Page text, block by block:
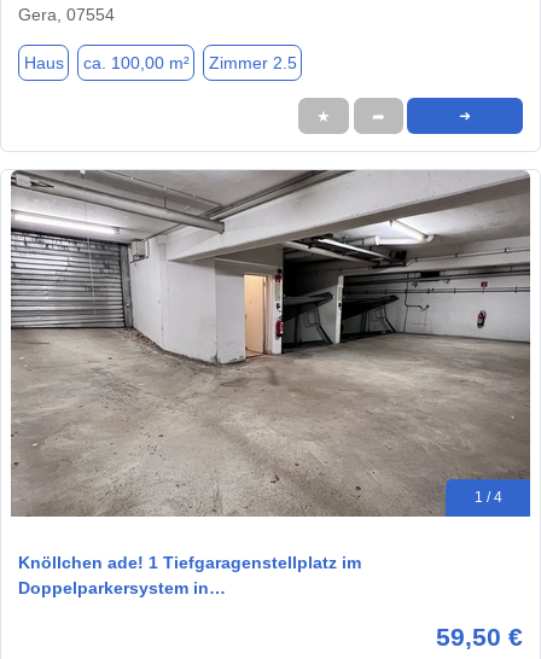
Gera, 07554
Haus ca. 100,00 m² Zimmer 2.5
★ ➦ ➜
1 / 4
Knöllchen ade! 1 Tiefgaragenstellplatz im
Doppelparkersystem in…
59,50 €